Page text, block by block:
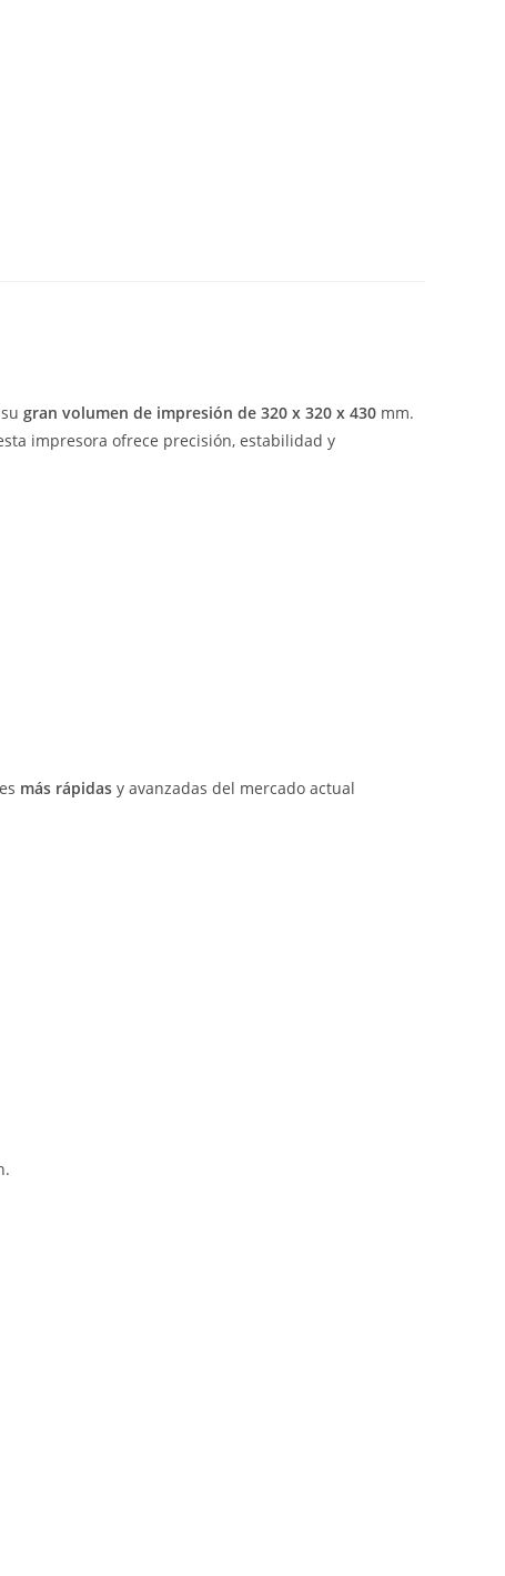
gran volumen de impresión de 320 x 320 x 430 mm.
impresora ofrece precisión, estabilidad y
más rápidas y avanzadas del mercado actual